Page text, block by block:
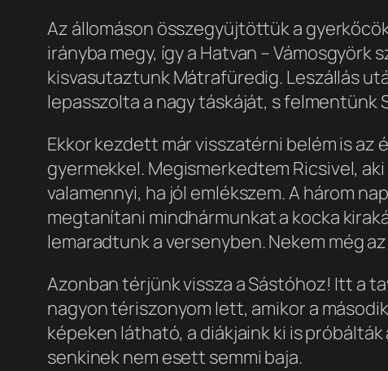
Az állomáson összegyüjtöttük a
irányba megy, így a Hatvan –
kisvasutaztunk Mátrafüredig. Leszállás
lepasszolta a nagy táskáját, s felmentünk
Ekkor kezdett már visszatérni belém is
gyermekkel. Megismerkedtem Ricsivel,
valamennyi, ha jól emlékszem. A három
megtanítani mindhármunkat a kocka
lemaradtunk a versenyben. Nekem még
Azonban térjünk vissza a Sástóhoz! Itt a
nagyon tériszonyom lett, amikor a
képeken látható, a diákjaink ki is
senkinek nem esett semmi baja.